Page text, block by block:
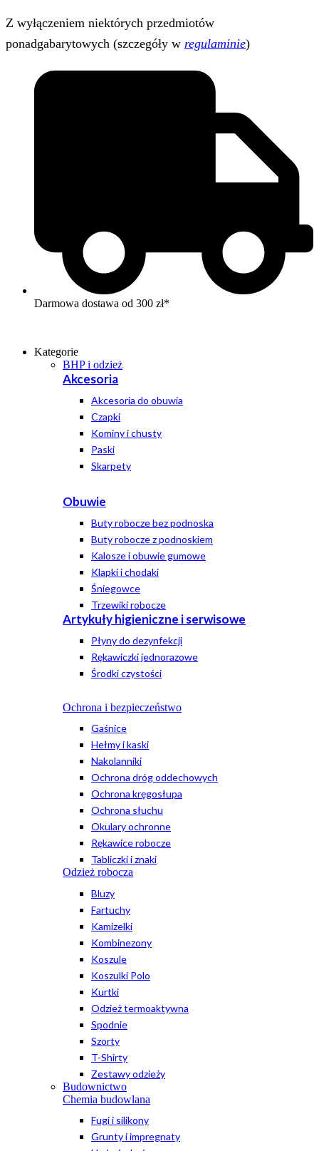
Z wyłączeniem niektórych przedmiotów
ponadgabarytowych (szczegóły w regulaminie)
Darmowa dostawa od 300 zł*
Kategorie
BHP i odzież
Akcesoria
Akcesoria do obuwia
Czapki
Kominy i chusty
Paski
Skarpety
Obuwie
Buty robocze bez podnoska
Buty robocze z podnoskiem
Kalosze i obuwie gumowe
Klapki i chodaki
Śniegowce
Trzewiki robocze
Artykuły higieniczne i serwisowe
Płyny do dezynfekcji
Rękawiczki jednorazowe
Środki czystości
Ochrona i bezpieczeństwo
Gaśnice
Hełmy i kaski
Nakolanniki
Ochrona dróg oddechowych
Ochrona kręgosłupa
Ochrona słuchu
Okulary ochronne
Rękawice robocze
Tabliczki i znaki
Odzież robocza
Bluzy
Fartuchy
Kamizelki
Kombinezony
Koszule
Koszulki Polo
Kurtki
Odzież termoaktywna
Spodnie
Szorty
T-Shirty
Zestawy odzieży
Budownictwo
Chemia budowlana
Fugi i silikony
Grunty i impregnaty